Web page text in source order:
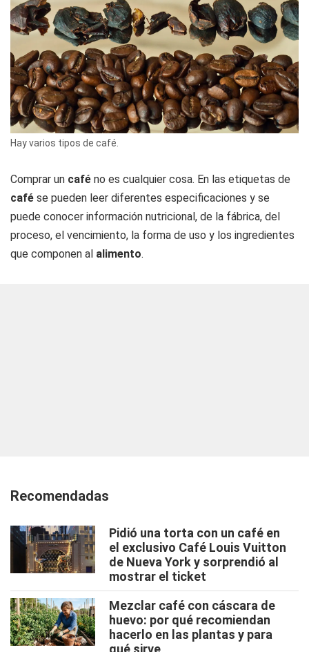
Hay varios tipos de café.
Comprar un café no es cualquier cosa. En las etiquetas de
café se pueden leer diferentes especificaciones y se
puede conocer información nutricional, de la fábrica, del
proceso, el vencimiento, la forma de uso y los ingredientes
que componen al alimento.
Recomendadas
Pidió una torta con un café en
el exclusivo Café Louis Vuitton
de Nueva York y sorprendió al
mostrar el ticket
Mezclar café con cáscara de
huevo: por qué recomiendan
hacerlo en las plantas y para
qué sirve